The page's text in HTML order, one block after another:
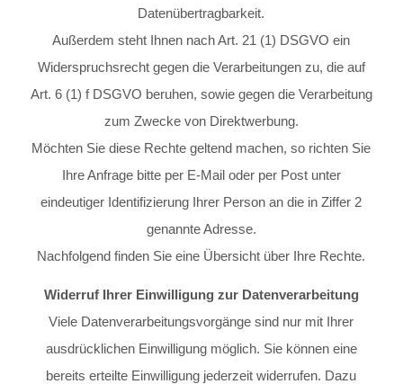
Datenübertragbarkeit.
Außerdem steht Ihnen nach Art. 21 (1) DSGVO ein
Widerspruchsrecht gegen die Verarbeitungen zu, die auf
Art. 6 (1) f DSGVO beruhen, sowie gegen die Verarbeitung
zum Zwecke von Direktwerbung.
Möchten Sie diese Rechte geltend machen, so richten Sie
Ihre Anfrage bitte per E-Mail oder per Post unter
eindeutiger Identifizierung Ihrer Person an die in Ziffer 2
genannte Adresse.
Nachfolgend finden Sie eine Übersicht über Ihre Rechte.
Widerruf Ihrer Einwilligung zur Datenverarbeitung
Viele Datenverarbeitungsvorgänge sind nur mit Ihrer
ausdrücklichen Einwilligung möglich. Sie können eine
bereits erteilte Einwilligung jederzeit widerrufen. Dazu